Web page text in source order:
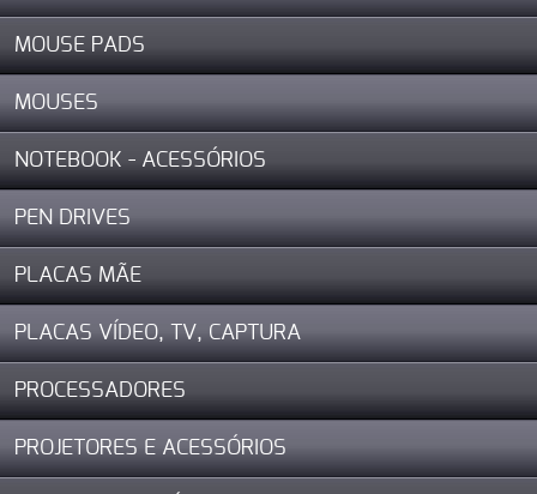
MOUSE PADS
MOUSES
NOTEBOOK - ACESSÓRIOS
PEN DRIVES
PLACAS MÃE
PLACAS VÍDEO, TV, CAPTURA
PROCESSADORES
PROJETORES E ACESSÓRIOS